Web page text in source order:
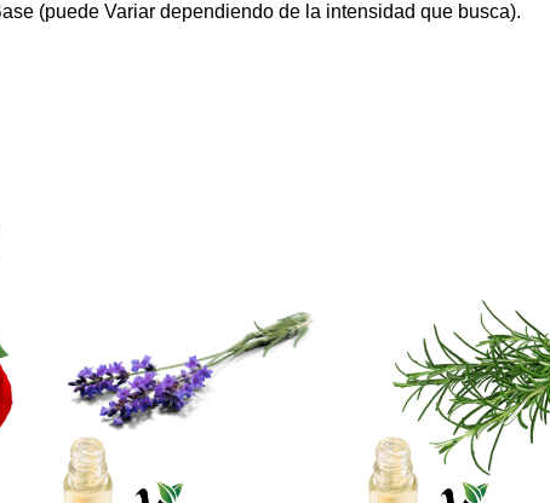
(puede Variar dependiendo de la intensidad que busca).